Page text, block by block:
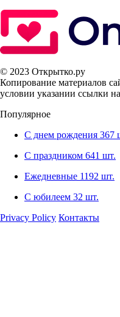
© 2023 Открытко.ру
Копирование материалов
условии указании ссылки
Популярное
С днем рождения 367
С праздником 641 шт.
Ежедневные 1192 шт.
С юбилеем 32 шт.
Privacy Policy Контакты